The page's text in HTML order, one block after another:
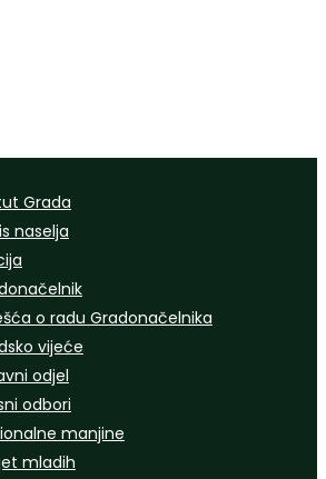
Grada
naselja
o radu Gradonačelnika
vijeće
odjel
odbori
manjine
mladih